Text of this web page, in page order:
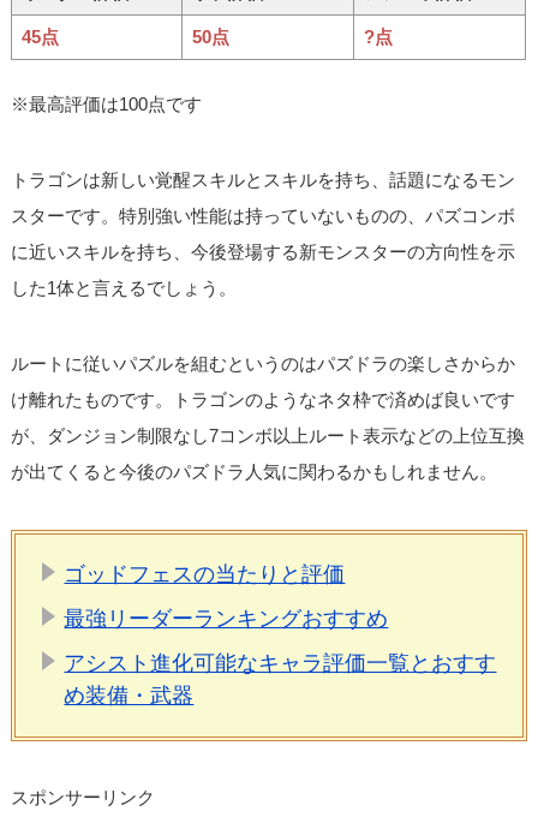
45点 50点 ?点
※最高評価は100点です
トラゴンは新しい覚醒スキルとスキルを持ち、話題になるモン
スターです。特別強い性能は持っていないものの、パズコンボ
に近いスキルを持ち、今後登場する新モンスターの方向性を示
した1体と言えるでしょう。
ルートに従いパズルを組むというのはパズドラの楽しさからか
け離れたものです。トラゴンのようなネタ枠で済めば良いです
が、ダンジョン制限なし7コンボ以上ルート表示などの上位互換
が出てくると今後のパズドラ人気に関わるかもしれません。
ゴッドフェスの当たりと評価
最強リーダーランキングおすすめ
アシスト進化可能なキャラ評価一覧とおすす
め装備・武器
スポンサーリンク